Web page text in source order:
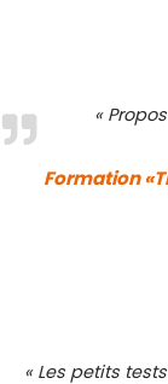
«
Formation
« Les petits